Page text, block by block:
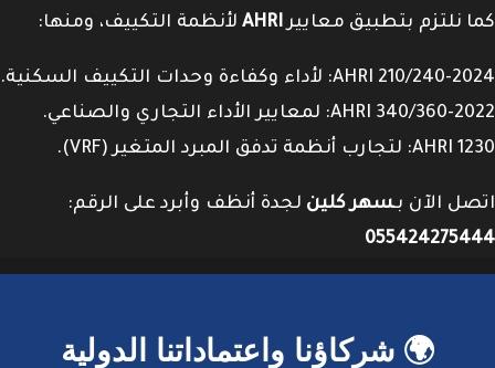
كما نلتزم بتطبيق معاييرAHRI لأنظمة التكييف، ومنها:
AHRI 210/240-2024: لأداء وكفاءة وحدات التكييف السكنية.
AHRI 340/360-2022: لمعايير الأداء التجاري والصناعي.
AHRI 1230: لتجارب أنظمة تدفق المبرد المتغير (VRF).
اتصل الآن بـسهر كلين لجدة أنظف وأبرد على الرقم:
055424275444
🌍 شركاؤنا واعتماداتنا الدولية